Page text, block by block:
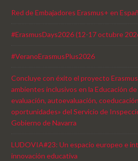
Red de Embajadores Erasmus+ en
#ErasmusDays2026 (12-17 octubre
#VeranoErasmusPlus2026
Concluye con éxito el proyecto
ambientes inclusivos en la Educación
evaluación, autoevaluación,
oportunidades» del Servicio de
Gobierno de Navarra
LUDOVIA#23: Un espacio europeo e
innovación educativa